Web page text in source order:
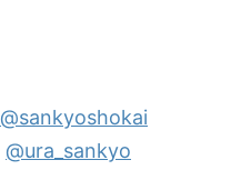
@sankyoshokai
@ura_sankyo